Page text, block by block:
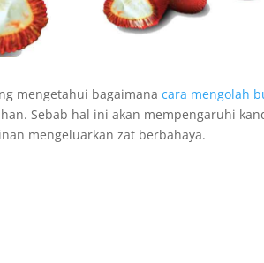
mengetahui bagaimanacara mengolah
Sebab hal ini akan mempengaruhi
mengeluarkan zat berbahaya.